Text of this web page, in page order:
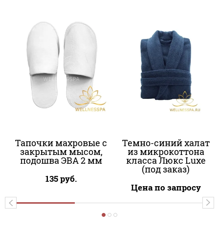
Тапочки махровые с
закрытым мысом,
подошва ЭВА 2 мм
135руб.
Темно-синий халат
из микрокоттона
класса Люкс Luxe
(под заказ)
Цена по запросу